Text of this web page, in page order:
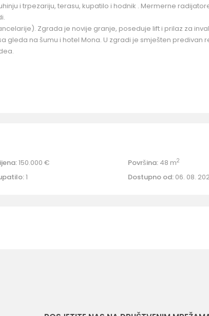
i trpezariju, terasu, kupatilo i hodnik . Mermerne
Zgrada je novije granje, poseduje lift i prilaz za
gleda na šumu i hotel Mona. U zgradi je smješten predivan
150.000 € Površina: 48 m2
1 Dostupno od: 06. 08.